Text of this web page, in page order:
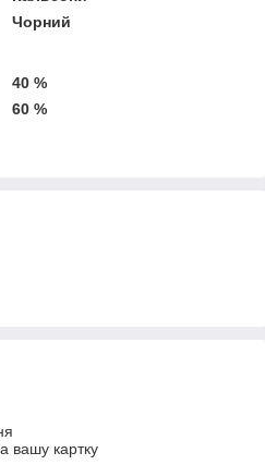
Чорний
40 %
60 %
вашу картку